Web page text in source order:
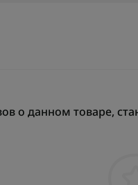
о данном товаре,